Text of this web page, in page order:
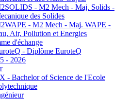
- M2 Mech - Maj. Solids -
des Solides
- M2 Mech - Maj. WAPE -
Air, Pollution et Energies
d'échange
- Diplôme EuroteQ
- 2026
- Bachelor of Science de l'Ecole